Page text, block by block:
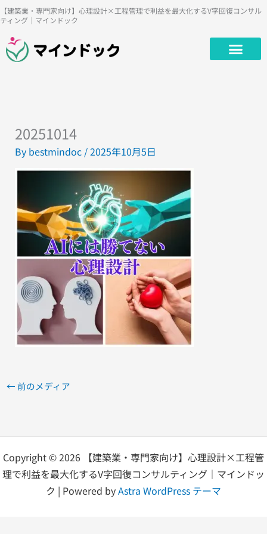
内
容
を
ス
【建築業・専門家向け】心理設計×工程管理で利益を最大化するV字回復コンサル
ティング｜マインドック
20251014
By bestmindoc /2025年10月5日
←前のメディア
Copyright © 2026 【建築業・専門家向け】心理設計×工程管
理で利益を最大化するV字回復コンサルティング｜マインドッ
ク | Powered byAstra WordPress テーマ